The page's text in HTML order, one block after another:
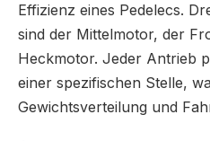
Effizienz eines Pedelecs.
sind der Mittelmotor, der
Heckmotor. Jeder Antrieb
einer spezifischen Stelle,
Gewichtsverteilung und